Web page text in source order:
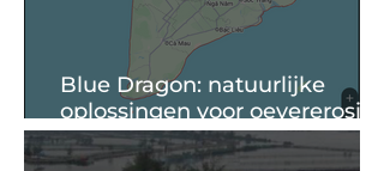
Blue Dragon: natuurlijke
oplossingen voor oevererosie
in de Mekong Delta